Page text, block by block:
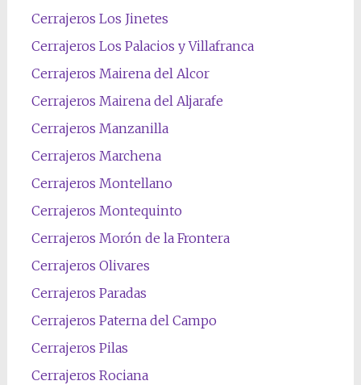
Cerrajeros Los Jinetes
Cerrajeros Los Palacios y Villafranca
Cerrajeros Mairena del Alcor
Cerrajeros Mairena del Aljarafe
Cerrajeros Manzanilla
Cerrajeros Marchena
Cerrajeros Montellano
Cerrajeros Montequinto
Cerrajeros Morón de la Frontera
Cerrajeros Olivares
Cerrajeros Paradas
Cerrajeros Paterna del Campo
Cerrajeros Pilas
Cerrajeros Rociana